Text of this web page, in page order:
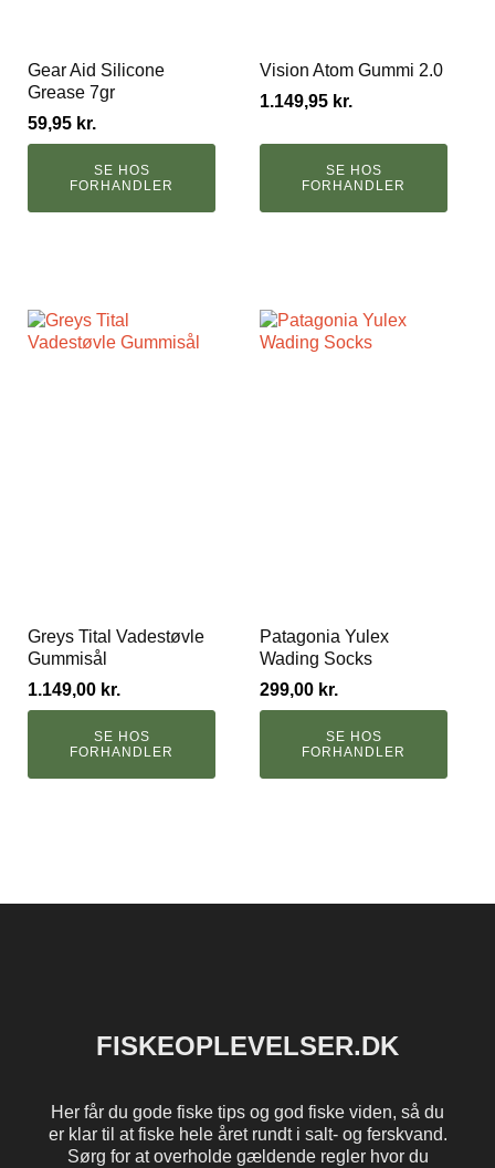
Gear Aid Silicone
Grease 7gr
59,95 kr.
SE HOS
FORHANDLER
Vision Atom Gummi 2.0
1.149,95 kr.
SE HOS
FORHANDLER
Greys Tital Vadestøvle
Gummisål
1.149,00 kr.
SE HOS
FORHANDLER
Patagonia Yulex
Wading Socks
299,00 kr.
SE HOS
FORHANDLER
FISKEOPLEVELSER.DK
Her får du gode fiske tips og god fiske viden, så du
er klar til at fiske hele året rundt i salt- og ferskvand.
Sørg for at overholde gældende regler hvor du